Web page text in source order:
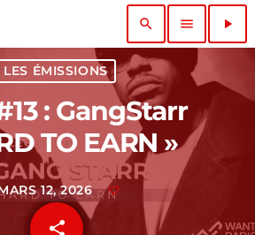
search menu play_arrow
LES ÉMISSIONS
: ‪GangStarr‬
TO EARN »
12, 2026
share
email